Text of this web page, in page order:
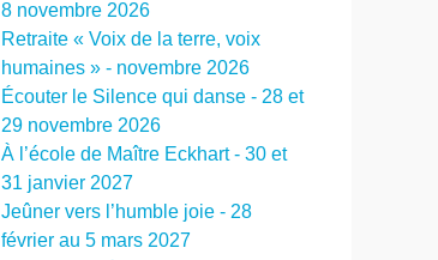
8 novembre 2026
Retraite « Voix de la terre, voix
humaines » - novembre 2026
Écouter le Silence qui danse - 28 et
29 novembre 2026
À l’école de Maître Eckhart - 30 et
31 janvier 2027
Jeûner vers l’humble joie - 28
février au 5 mars 2027